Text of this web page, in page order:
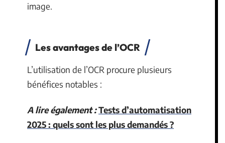
image.
Les avantages de l’OCR
L’utilisation de l’OCR procure plusieurs
bénéfices notables :
A lire également :Tests d’automatisation
2025 : quels sont les plus demandés ?